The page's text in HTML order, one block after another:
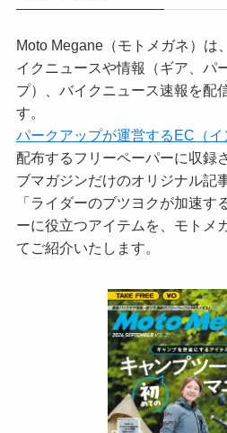
Moto Megane（モトメガネ）は
イクニュースや情報（ギア、パ
プ）、バイクニュース速報を配
す。
パークアップが運営するEC（イ
配布するフリーペーパーに収録
ブマガジンだけのオリジナル記
「ライダーのブツヨクが加速す
ーに役立つアイテムを、モトメ
てご紹介いたします。